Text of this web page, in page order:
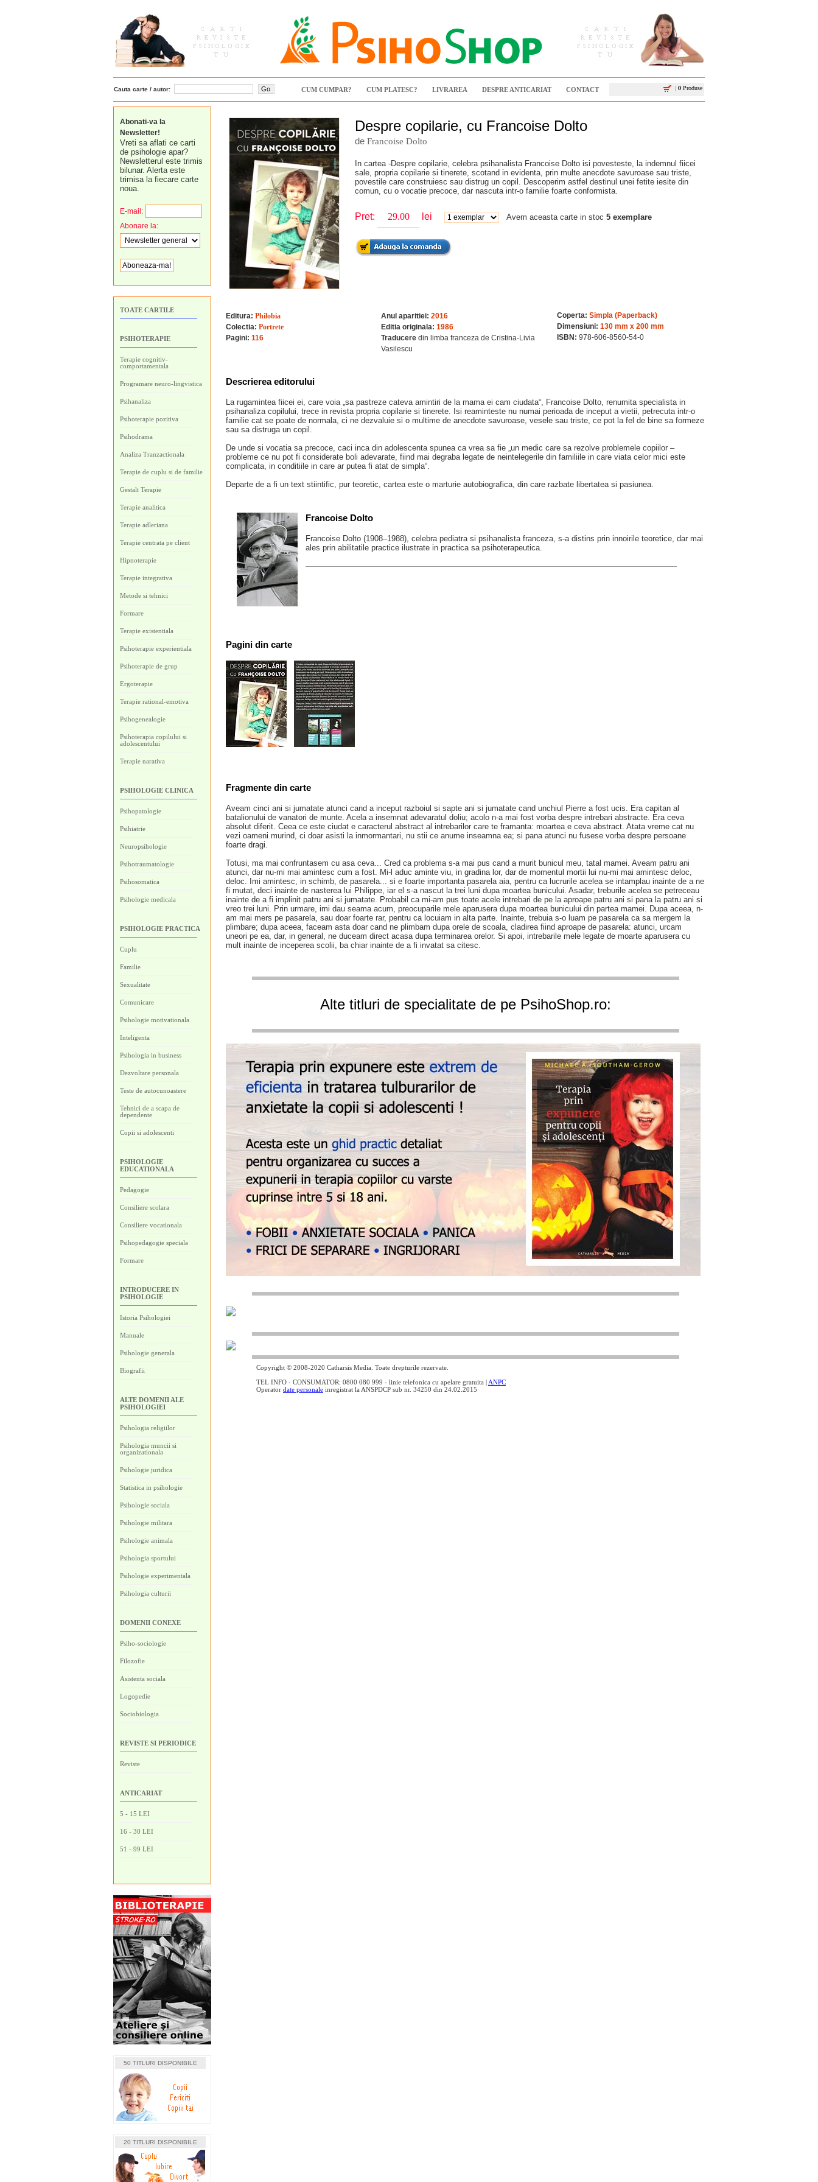
Cauta carte / autor: CUM CUMPAR? CUM PLATESC? LIVRAREA DESPRE ANTICARIAT CONTACT | 0 Produse
Abonati-va la
Newsletter!
Vreti sa aflati ce carti
de psihologie apar?
Newsletterul este trimis
bilunar. Alerta este
trimisa la fiecare carte
noua.
E-mail:
Abonare la:
TOATE CARTILE
PSIHOTERAPIE
Terapie cognitiv-
comportamentala
Programare neuro-lingvistica
Psihanaliza
Psihoterapie pozitiva
Psihodrama
Analiza Tranzactionala
Terapie de cuplu si de familie
Gestalt Terapie
Terapie analitica
Terapie adleriana
Terapie centrata pe client
Hipnoterapie
Terapie integrativa
Metode si tehnici
Formare
Terapie existentiala
Psihoterapie experientiala
Psihoterapie de grup
Ergoterapie
Terapie rational-emotiva
Psihogenealogie
Psihoterapia copilului si
adolescentului
Terapie narativa
PSIHOLOGIE CLINICA
Psihopatologie
Psihiatrie
Neuropsihologie
Psihotraumatologie
Psihosomatica
Psihologie medicala
PSIHOLOGIE PRACTICA
Cuplu
Familie
Sexualitate
Comunicare
Psihologie motivationala
Inteligenta
Psihologia in business
Dezvoltare personala
Teste de autocunoastere
Tehnici de a scapa de
dependente
Copii si adolescenti
PSIHOLOGIE
EDUCATIONALA
Pedagogie
Consiliere scolara
Consiliere vocationala
Psihopedagogie speciala
Formare
INTRODUCERE IN
PSIHOLOGIE
Istoria Psihologiei
Manuale
Psihologie generala
Biografii
ALTE DOMENII ALE
PSIHOLOGIEI
Psihologia religiilor
Psihologia muncii si
organizationala
Psihologie juridica
Statistica in psihologie
Psihologie sociala
Psihologie militara
Psihologie animala
Psihologia sportului
Psihologie experimentala
Psihologia culturii
DOMENII CONEXE
Psiho-sociologie
Filozofie
Asistenta sociala
Logopedie
Sociobiologia
REVISTE SI PERIODICE
Reviste
ANTICARIAT
5 - 15 LEI
16 - 30 LEI
51 - 99 LEI
50 TITLURI DISPONIBILE
20 TITLURI DISPONIBILE
Despre copilarie, cu Francoise Dolto
de Francoise Dolto
In cartea -Despre copilarie, celebra psihanalista Francoise Dolto isi povesteste, la indemnul fiicei
sale, propria copilarie si tinerete, scotand in evidenta, prin multe anecdote savuroase sau triste,
povestile care construiesc sau distrug un copil. Descoperim astfel destinul unei fetite iesite din
comun, cu o vocatie precoce, dar nascuta intr-o familie foarte conformista.
Pret: lei Avem aceasta carte in stoc 5 exemplare
Editura: Philobia
Colectia: Portrete
Pagini: 116
Anul aparitiei: 2016
Editia originala: 1986
Traducere din limba franceza de Cristina-Livia
Vasilescu
Coperta: Simpla (Paperback)
Dimensiuni: 130 mm x 200 mm
ISBN: 978-606-8560-54-0
Descrierea editorului
La rugamintea fiicei ei, care voia „sa pastreze cateva amintiri de la mama ei cam ciudata“, Francoise Dolto, renumita specialista in
psihanaliza copilului, trece in revista propria copilarie si tinerete. Isi reaminteste nu numai perioada de inceput a vietii, petrecuta intr-o
familie cat se poate de normala, ci ne dezvaluie si o multime de anecdote savuroase, vesele sau triste, ce pot la fel de bine sa formeze
sau sa distruga un copil.
De unde si vocatia sa precoce, caci inca din adolescenta spunea ca vrea sa fie „un medic care sa rezolve problemele copiilor –
probleme ce nu pot fi considerate boli adevarate, fiind mai degraba legate de neintelegerile din familiile in care viata celor mici este
complicata, in conditiile in care ar putea fi atat de simpla“.
Departe de a fi un text stiintific, pur teoretic, cartea este o marturie autobiografica, din care razbate libertatea si pasiunea.
Francoise Dolto
Francoise Dolto (1908–1988), celebra pediatra si psihanalista franceza, s-a distins prin innoirile teoretice, dar mai
ales prin abilitatile practice ilustrate in practica sa psihoterapeutica.
Pagini din carte
Fragmente din carte
Aveam cinci ani si jumatate atunci cand a inceput razboiul si sapte ani si jumatate cand unchiul Pierre a fost ucis. Era capitan al
batalionului de vanatori de munte. Acela a insemnat adevaratul doliu; acolo n-a mai fost vorba despre intrebari abstracte. Era ceva
absolut diferit. Ceea ce este ciudat e caracterul abstract al intrebarilor care te framanta: moartea e ceva abstract. Atata vreme cat nu
vezi oameni murind, ci doar asisti la inmormantari, nu stii ce anume inseamna ea; si pana atunci nu fusese vorba despre persoane
foarte dragi.
Totusi, ma mai confruntasem cu asa ceva... Cred ca problema s-a mai pus cand a murit bunicul meu, tatal mamei. Aveam patru ani
atunci, dar nu-mi mai amintesc cum a fost. Mi-l aduc aminte viu, in gradina lor, dar de momentul mortii lui nu-mi mai amintesc deloc,
deloc. Imi amintesc, in schimb, de pasarela... si e foarte importanta pasarela aia, pentru ca lucrurile acelea se intamplau inainte de a ne
fi mutat, deci inainte de nasterea lui Philippe, iar el s-a nascut la trei luni dupa moartea bunicului. Asadar, treburile acelea se petreceau
inainte de a fi implinit patru ani si jumatate. Probabil ca mi-am pus toate acele intrebari de pe la aproape patru ani si pana la patru ani si
vreo trei luni. Prin urmare, imi dau seama acum, preocuparile mele aparusera dupa moartea bunicului din partea mamei. Dupa aceea, n-
am mai mers pe pasarela, sau doar foarte rar, pentru ca locuiam in alta parte. Inainte, trebuia s-o luam pe pasarela ca sa mergem la
plimbare; dupa aceea, faceam asta doar cand ne plimbam dupa orele de scoala, cladirea fiind aproape de pasarela: atunci, urcam
uneori pe ea, dar, in general, ne duceam direct acasa dupa terminarea orelor. Si apoi, intrebarile mele legate de moarte aparusera cu
mult inainte de inceperea scolii, ba chiar inainte de a fi invatat sa citesc.
Alte titluri de specialitate de pe PsihoShop.ro:
Copyright © 2008-2020 Catharsis Media. Toate drepturile rezervate.
TEL INFO - CONSUMATOR: 0800 080 999 - linie telefonica cu apelare gratuita | ANPC
Operator date personale inregistrat la ANSPDCP sub nr. 34250 din 24.02.2015